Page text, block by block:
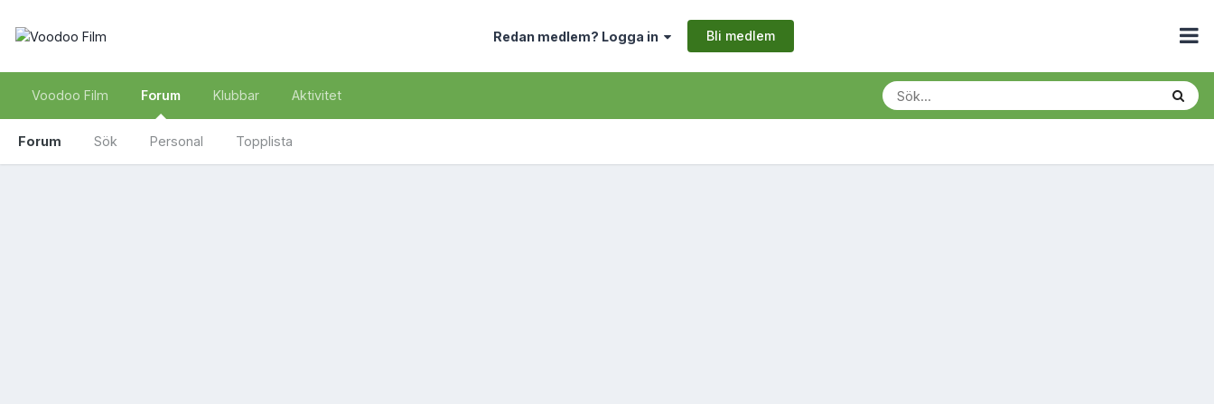
Redan medlem? Logga in Bli medlem
Voodoo Film Forum
Forum Sök Personal Topplista
Klubbar Aktivitet